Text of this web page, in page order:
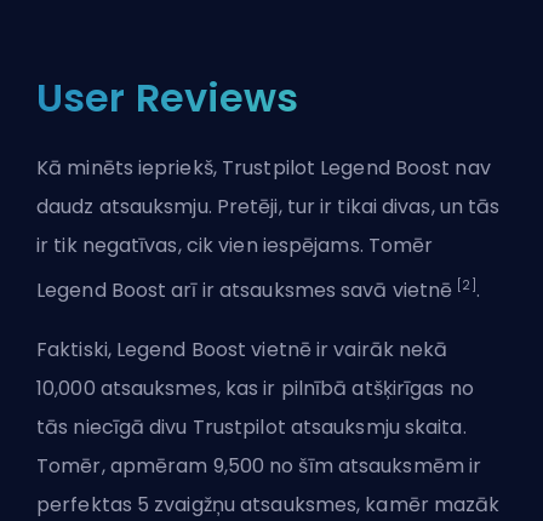
User Reviews
Kā minēts iepriekš, Trustpilot Legend Boost nav
daudz atsauksmju. Pretēji, tur ir tikai divas, un tās
ir tik negatīvas, cik vien iespējams. Tomēr
Legend Boost arī ir atsauksmes savā vietnē [2] .
Faktiski, Legend Boost vietnē ir vairāk nekā
10,000 atsauksmes, kas ir pilnībā atšķirīgas no
tās niecīgā divu Trustpilot atsauksmju skaita.
Tomēr, apmēram 9,500 no šīm atsauksmēm ir
perfektas 5 zvaigžņu atsauksmes, kamēr mazāk